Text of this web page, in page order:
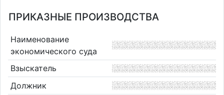
ПРИКАЗНЫЕ ПРОИЗВОДСТВА
Наименование
экономического суда
Взыскатель
Должник